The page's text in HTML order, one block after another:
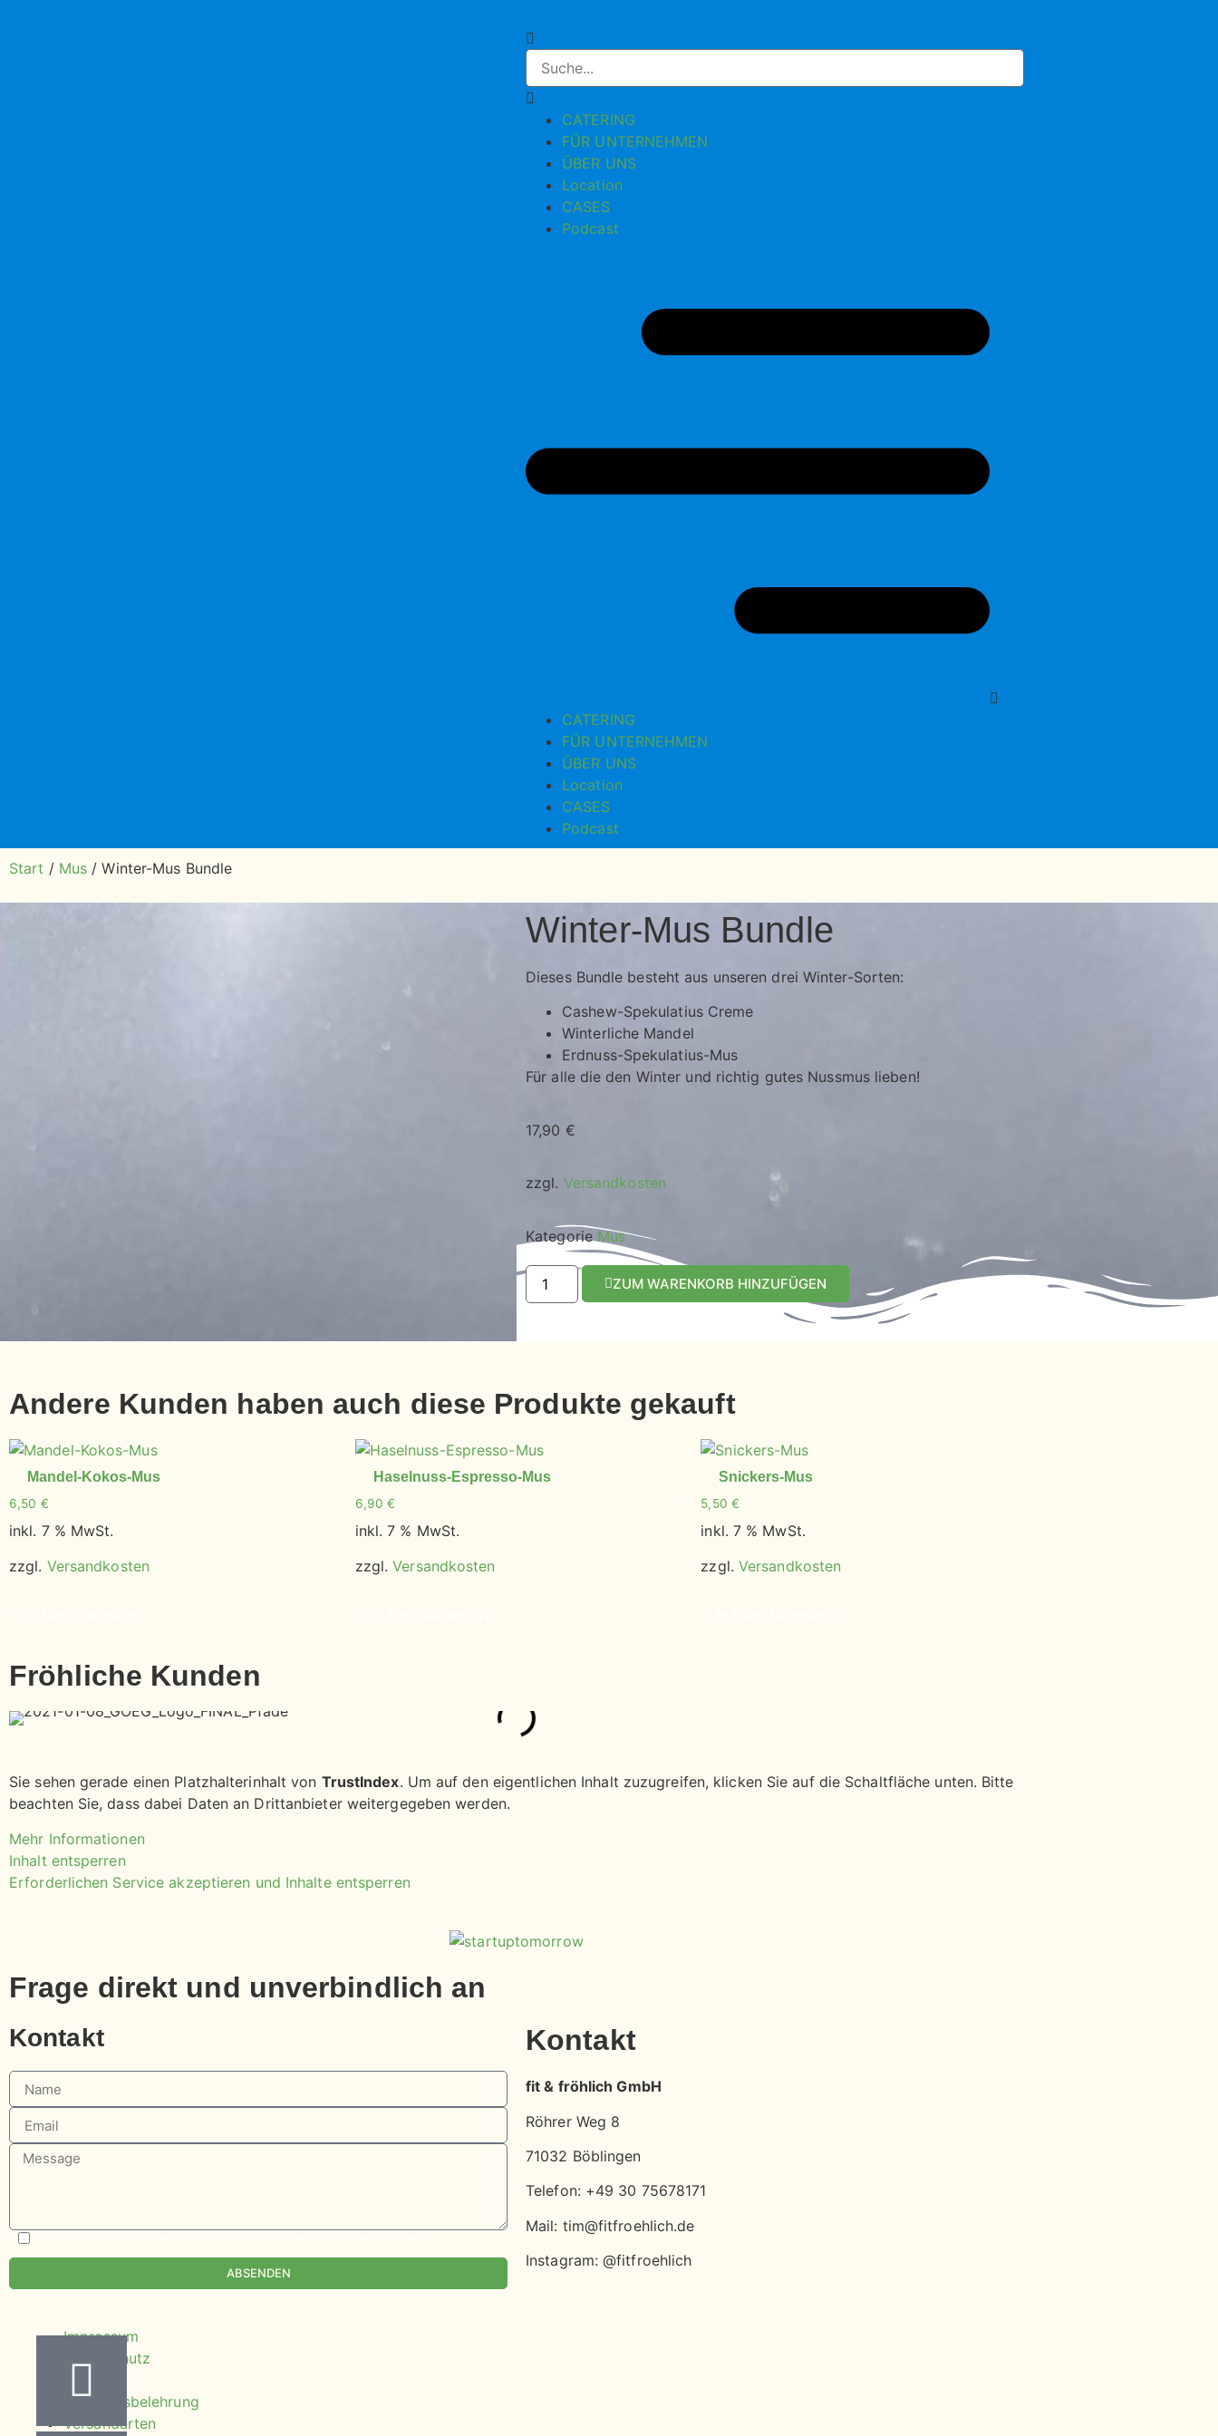
CATERING
FÜR UNTERNEHMEN
ÜBER UNS
Location
CASES
Podcast
CATERING
FÜR UNTERNEHMEN
ÜBER UNS
Location
CASES
Podcast
Start / Mus / Winter-Mus Bundle
Winter-Mus Bundle
Dieses Bundle besteht aus unseren drei Winter-Sorten:
Cashew-Spekulatius Creme
Winterliche Mandel
Erdnuss-Spekulatius-Mus
Für alle die den Winter und richtig gutes Nussmus lieben!
17,90 €
zzgl. Versandkosten
Kategorie Mus
ZUM WARENKORB HINZUFÜGEN
Andere Kunden haben auch diese Produkte gekauft
Mandel-Kokos-Mus
6,50 €
inkl. 7 % MwSt.
zzgl. Versandkosten
Haselnuss-Espresso-Mus
6,90€
inkl. 7 % MwSt.
zzgl.Versandkosten
Snickers-Mus
5,50 €
inkl. 7 % MwSt.
zzgl. Versandkosten
Fröhliche Kunden
Sie sehen gerade einen Platzhalterinhalt von TrustIndex. Um auf den eigentlichen Inhalt zuzugreifen, klicken Sie auf die Schaltfläche unten. Bitte
beachten Sie, dass dabei Daten an Drittanbieter weitergegeben werden.
Mehr Informationen
Inhalt entsperren
Erforderlichen Service akzeptieren und Inhalte entsperren
Frage direkt und unverbindlich an
Kontakt
ABSENDEN
Kontakt
fit & fröhlich GmbH
Röhrer Weg 8
71032 Böblingen
Telefon: +49 30 75678171
Mail: tim@fitfroehlich.de
Instagram: @fitfroehlich
Impressum
Datenschutz
Widerrufsbelehrung
Versandarten